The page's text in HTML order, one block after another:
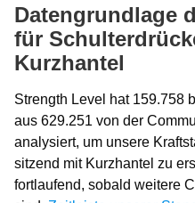
Datengrundlage
für
Kurzhantel
Strength Level hat 159.758
aus 629.251 von der
analysiert, um unsere
sitzend mit Kurzhantel zu
fortlaufend, sobald weitere